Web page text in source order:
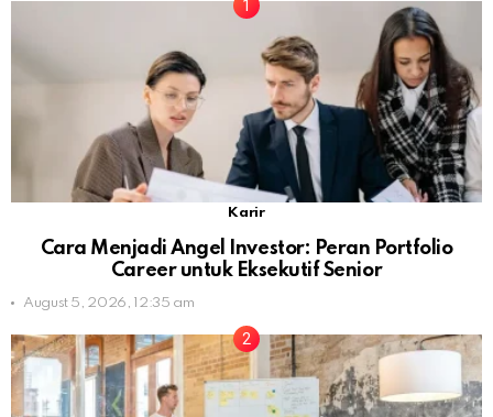
Karir
Cara Menjadi Angel Investor: Peran Portfolio
Career untuk Eksekutif Senior
August 5, 2026, 12:35 am